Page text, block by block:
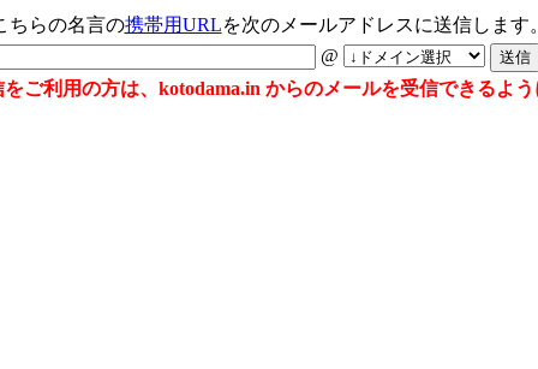
ちらの名言の携帯用URLを次のメールアドレスに送信します。
@
ご利用の方は、kotodama.in からのメールを受信できるよう